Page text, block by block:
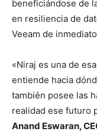
beneficiándose de
en resiliencia de
Veeam de
«Niraj es una de
entiende hacia
también posee las
realidad ese futuro
Anand Eswaran,